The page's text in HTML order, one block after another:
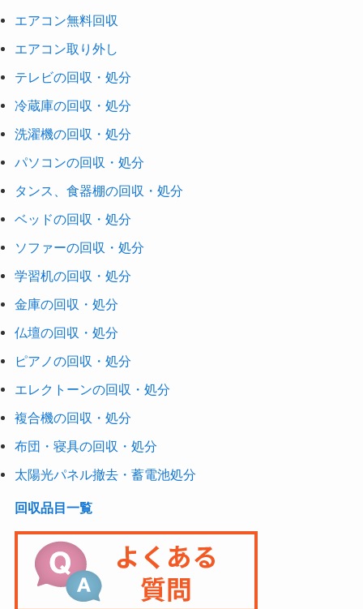
エアコン無料回収
エアコン取り外し
テレビの回収・処分
冷蔵庫の回収・処分
洗濯機の回収・処分
パソコンの回収・処分
タンス、食器棚の回収・処分
ベッドの回収・処分
ソファーの回収・処分
学習机の回収・処分
金庫の回収・処分
仏壇の回収・処分
ピアノの回収・処分
エレクトーンの回収・処分
複合機の回収・処分
布団・寝具の回収・処分
太陽光パネル撤去・蓄電池処分
回収品目一覧